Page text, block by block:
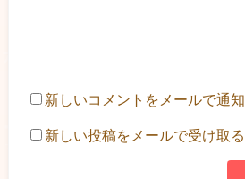
新しいコメントをメールで通知
新しい投稿をメールで受け取る